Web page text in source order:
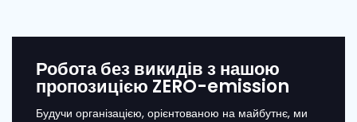
Робота без викидів з нашою
пропозицією ZERO-emission
Будучи організацією, орієнтованою на майбутнє, ми